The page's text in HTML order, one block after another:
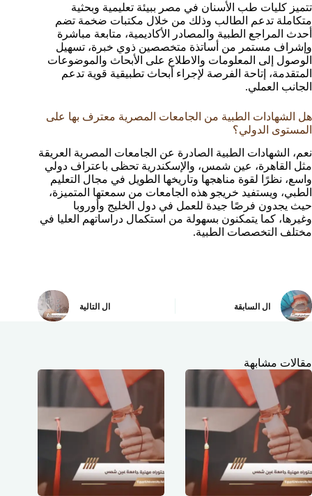
تتميز كليات طب الأسنان في مصر ببيئة تعليمية وبحثية
متكاملة تدعم الطالب وذلك من خلال مكتبات ضخمة تضم
أحدث المراجع الطبية والمصادر الأكاديمية، متابعة مباشرة
وإشراف مستمر من أساتذة متخصصين ذوي خبرة، تسهيل
الوصول إلى المعلومات والاطلاع على الأبحاث والموضوعات
المتقدمة، إتاحة الفرصة لإجراء أبحاث تطبيقية قوية تدعم
الجانب العملي.
هل الشهادات الطبية من الجامعات المصرية معترف بها على
المستوى الدولي؟
نعم، الشهادات الطبية الصادرة عن الجامعات المصرية العريقة
مثل القاهرة، عين شمس، والإسكندرية تحظى باعتراف دولي
واسع، نظرًا لقوة مناهجها وتاريخها الطويل في مجال التعليم
الطبي، ويستفيد خريجو هذه الجامعات من سمعتها المتميزة،
حيث يجدون فرصًا جيدة للعمل في دول الخليج وأوروبا
وغيرها، كما يتمكنون بسهولة من استكمال دراساتهم العليا في
مختلف التخصصات الطبية.
ال السابقة ال التالية
مقالات مشابهة